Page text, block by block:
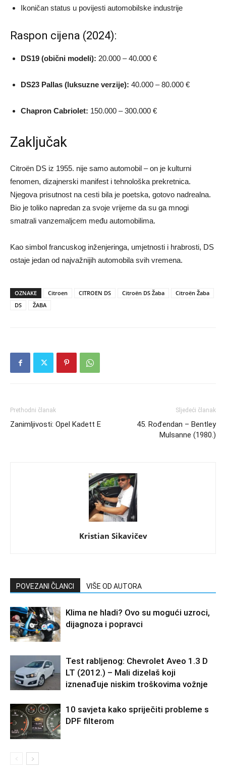
Ikoničan status u povijesti automobilske industrije
Raspon cijena (2024):
DS19 (obični modeli): 20.000 – 40.000 €
DS23 Pallas (luksuzne verzije): 40.000 – 80.000 €
Chapron Cabriolet: 150.000 – 300.000 €
Zaključak
Citroën DS iz 1955. nije samo automobil – on je kulturni
fenomen, dizajnerski manifest i tehnološka prekretnica.
Njegova prisutnost na cesti bila je poetska, gotovo nadrealna.
Bio je toliko napredan za svoje vrijeme da su ga mnogi
smatrali vanzemaljcem među automobilima.
Kao simbol francuskog inženjeringa, umjetnosti i hrabrosti, DS
ostaje jedan od najvažnijih automobila svih vremena.
OZNAKE Citroen CITROEN DS Citroën DS Žaba
Citroën Žaba
DS
ŽABA
Prethodni članak
Zanimljivosti: Opel Kadett E
Sljedeći članak
45. Rođendan – Bentley
Mulsanne (1980.)
Kristian Sikavičev
POVEZANI ČLANCI VIŠE OD AUTORA
Klima ne hladi? Ovo su mogući uzroci,
dijagnoza i popravci
Test rabljenog: Chevrolet Aveo 1.3 D
LT (2012.) – Mali dizelaš koji
iznenađuje niskim troškovima vožnje
10 savjeta kako spriječiti probleme s
DPF filterom